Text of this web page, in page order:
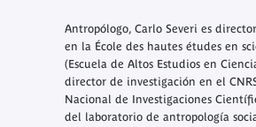
Antropólogo, Carlo Severi es
en la École des hautes études en
(Escuela de Altos Estudios en
director de investigación en el
Nacional de Investigaciones
del laboratorio de antropología